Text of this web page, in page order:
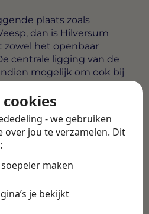
- we gebruiken
jou te verzamelen. Dit
maken
je bekijkt
plaats zoals
dan is Hilversum
zowel het openbaar
centrale ligging van de
mogelijk om ook bij
op termijn willen
meer mogelijk is binnen
tips